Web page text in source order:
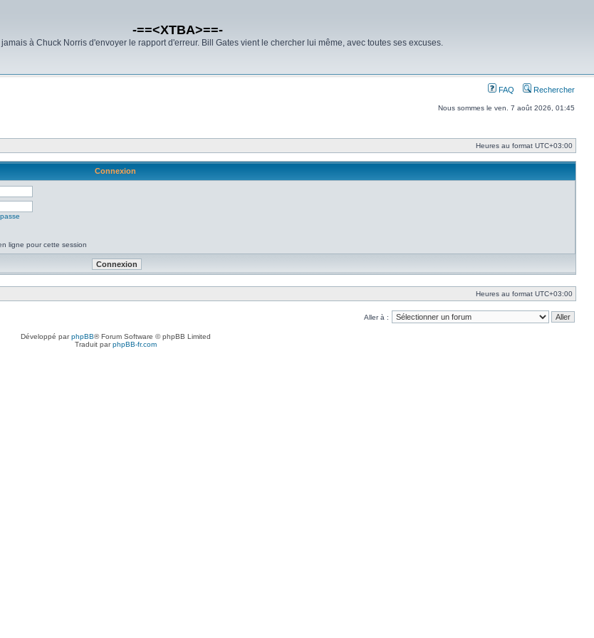
-==<XTBA>==-
à Chuck Norris d'envoyer le rapport d'erreur. Bill Gates vient le chercher lui même, avec toutes ses excuses.
FAQ Rechercher
Nous sommes le ven. 7 août 2026, 01:45
Heures au format UTC+03:00
Connexion
ligne pour cette session
Heures au format UTC+03:00
Aller à :
Développé parphpBB® Forum Software © phpBB Limited
Traduit parphpBB-fr.com